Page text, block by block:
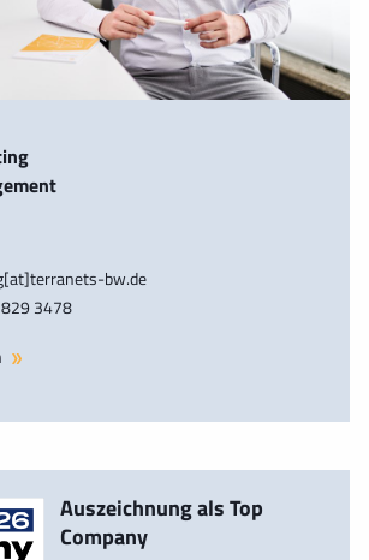
bw.de
3478
Auszeichnung als Top
Company